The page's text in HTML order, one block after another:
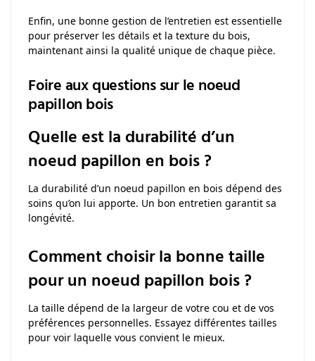
Enfin, une bonne gestion de l’entretien est essentielle
pour préserver les détails et la texture du bois,
maintenant ainsi la qualité unique de chaque pièce.
Foire aux questions sur le noeud
papillon bois
Quelle est la durabilité d’un
noeud papillon en bois ?
La durabilité d’un noeud papillon en bois dépend des
soins qu’on lui apporte. Un bon entretien garantit sa
longévité.
Comment choisir la bonne taille
pour un noeud papillon bois ?
La taille dépend de la largeur de votre cou et de vos
préférences personnelles. Essayez différentes tailles
pour voir laquelle vous convient le mieux.